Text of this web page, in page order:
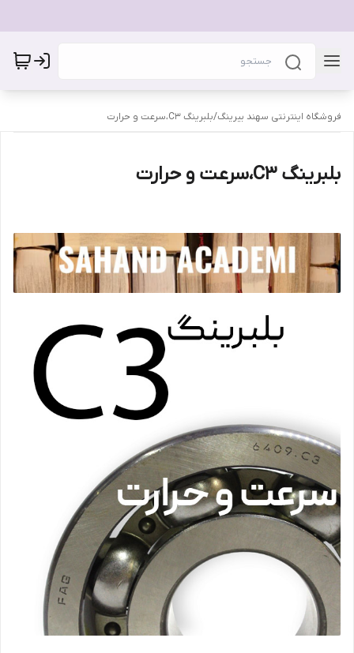
فروشگاه اینترنتی سهند بیرینگ/بلبرینگ C3،سرعت و حرارت
بلبرینگ C3،سرعت و حرارت